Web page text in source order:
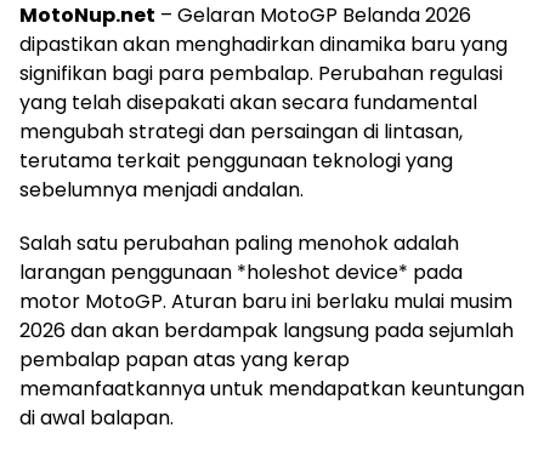
MotoNup.net – Gelaran MotoGP Belanda 2026
dipastikan akan menghadirkan dinamika baru yang
signifikan bagi para pembalap. Perubahan regulasi
yang telah disepakati akan secara fundamental
mengubah strategi dan persaingan di lintasan,
terutama terkait penggunaan teknologi yang
sebelumnya menjadi andalan.
Salah satu perubahan paling menohok adalah
larangan penggunaan *holeshot device* pada
motor MotoGP. Aturan baru ini berlaku mulai musim
2026 dan akan berdampak langsung pada sejumlah
pembalap papan atas yang kerap
memanfaatkannya untuk mendapatkan keuntungan
di awal balapan.